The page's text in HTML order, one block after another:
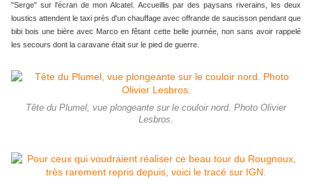
"Serge" sur l'écran de mon Alcatel. Accueillis par des paysans riverains, les deux
loustics attendent le taxi près d'un chauffage avec offrande de saucisson pendant que
bibi bois une bière avec Marco en fêtant cette belle journée, non sans avoir rappelé
les secours dont la caravane était sur le pied de guerre.
Tête du Plumel, vue plongeante sur le couloir nord. Photo Olivier
Lesbros.